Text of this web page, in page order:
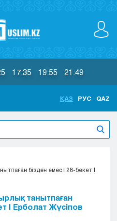
17:35 19:55 21:49
ҚАЗ РУС QAZ
бізден емес | 28-бекет |
танытпаған
| Ерболат Жүсіпов